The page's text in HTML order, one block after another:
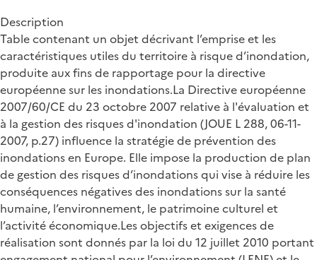
Description
Table contenant un objet décrivant l’emprise et les
caractéristiques utiles du territoire à risque d’inondation,
produite aux fins de rapportage pour la directive
européenne sur les inondations.La Directive européenne
2007/60/CE du 23 octobre 2007 relative à l'évaluation et
à la gestion des risques d'inondation (JOUE L 288, 06-11-
2007, p.27) influence la stratégie de prévention des
inondations en Europe. Elle impose la production de plan
de gestion des risques d’inondations qui vise à réduire les
conséquences négatives des inondations sur la santé
humaine, l’environnement, le patrimoine culturel et
l’activité économique.Les objectifs et exigences de
réalisation sont donnés par la loi du 12 juillet 2010 portant